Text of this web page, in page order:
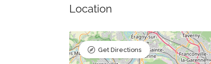
Location
Get Directions